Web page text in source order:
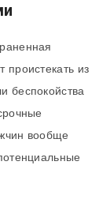
из
беспокойства
вообще